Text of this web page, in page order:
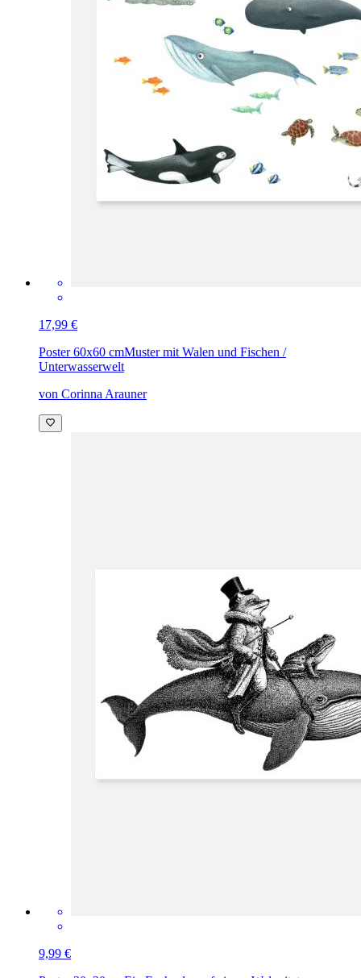
17,99 €
Poster 60x60 cmMuster mit Walen und Fischen /
Unterwasserwelt
von Corinna Arauner
9,99 €